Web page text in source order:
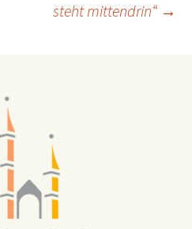
steht mittendrin“ →